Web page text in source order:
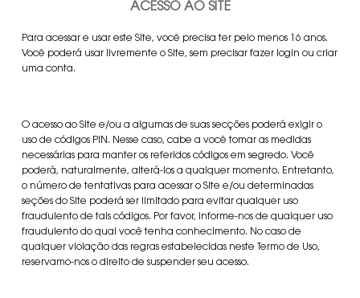
ACESSO AO SITE
Para acessar e usar este Site, você precisa ter pelo menos 16 anos.
Você poderá usar livremente o Site, sem precisar fazer login ou criar
uma conta.
O acesso ao Site e/ou a algumas de suas secções poderá exigir o
uso de códigos PIN. Nesse caso, cabe a você tomar as medidas
necessárias para manter os referidos códigos em segredo. Você
poderá, naturalmente, alterá-los a qualquer momento. Entretanto,
o número de tentativas para acessar o Site e/ou determinadas
seções do Site poderá ser limitado para evitar qualquer uso
fraudulento de tais códigos. Por favor, informe-nos de qualquer uso
fraudulento do qual você tenha conhecimento. No caso de
qualquer violação das regras estabelecidas neste Termo de Uso,
reservamo-nos o direito de suspender seu acesso.